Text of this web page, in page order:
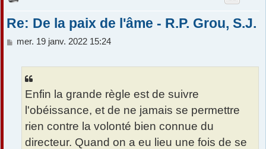
Re: De la paix de l'âme - R.P. Grou, S.J.
M
mer. 19 janv. 2022 15:24
Enfin la grande règle est de suivre
l'obéissance, et de ne jamais se permettre
rien contre la volonté bien connue du
directeur. Quand on a eu lieu une fois de se